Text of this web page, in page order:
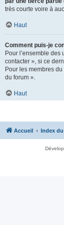
très courte voire à
Haut
Comment puis-je
Pour l’ensemble
contacter », si ce
Pour les membres
du forum ».
Haut
Accueil Index